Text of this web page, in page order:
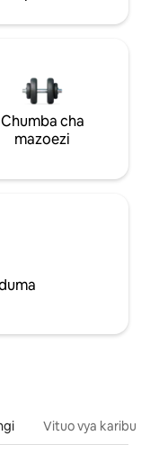
Chumba cha
mazoezi
Vituo vya karibu